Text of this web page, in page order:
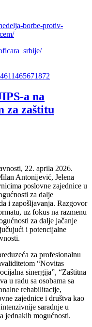
borbe-protiv-
a na
za zaštitu
22. aprila 2026.
Antonijević, Jelena
poslovne zajednice u
za dalje
i zapošljavanja. Razgovor
uz fokus na razmenu
za dalje jačanje
i potencijalne
za profesionalnu
“Novitas
sinergija”, “Zaštitna
u radu sa osobama sa
rehabilitacije,
zajednice i društva kao
saradnje u
jednakih mogućnosti.